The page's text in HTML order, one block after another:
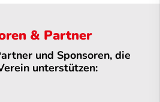
& Partner
und Sponsoren, die
unterstützen: